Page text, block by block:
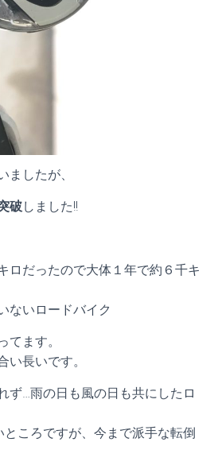
ましたが、
破しました!!
ロだったので大体１年で約６千キ
ないロードバイク
てます。
い長いです。
ず…雨の日も風の日も共にしたロ
ころですが、今まで派手な転倒